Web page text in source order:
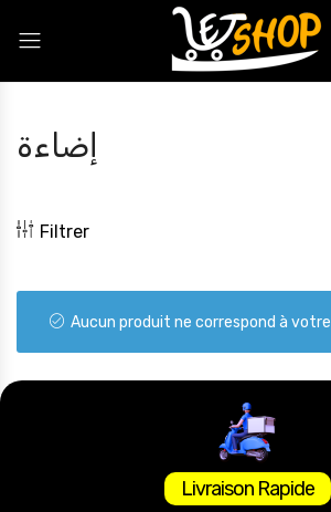
إضاءة
Filtrer
Aucun produit ne correspond à
Livraison Rapide